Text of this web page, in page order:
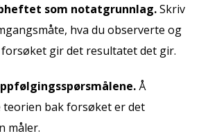
som notatgrunnlag.Skriv
hva du observerte og
gir det resultatet det gir.
Å
bak forsøket er det
måler.